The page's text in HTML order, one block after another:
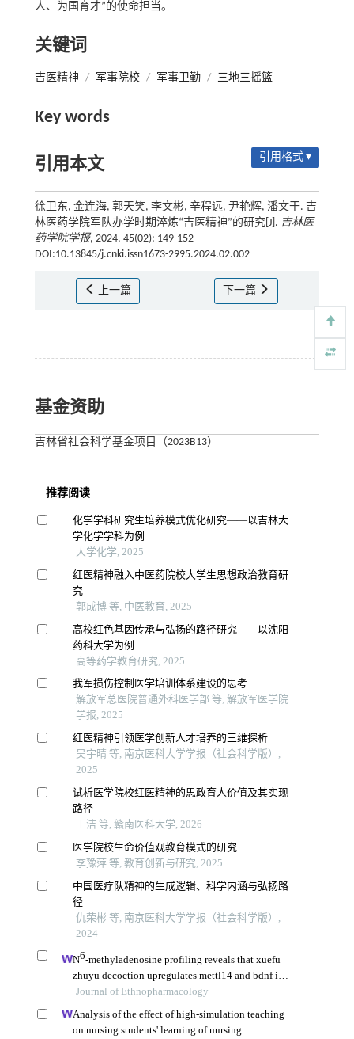
人、为国育才”的使命担当。
关键词
吉医精神 / 军事院校 / 军事卫勤 / 三地三摇篮
Key words
引用本文 引用格式 ▾
徐卫东, 金连海, 郭天笑, 李文彬, 辛程远, 尹艳辉, 潘文干. 吉
林医药学院军队办学时期淬炼“吉医精神”的研究[J]. 吉林医
药学院学报, 2024, 45(02): 149-152
DOI:10.13845/j.cnki.issn1673-2995.2024.02.002
上一篇 下一篇
基金资助
吉林省社会科学基金项目（2023B13）